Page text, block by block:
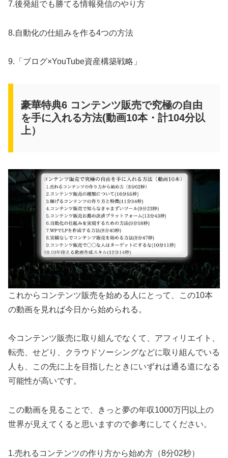
7.後発組でも勝てる情報発信のやり方
8.自動化の仕組みを作る4つの方法
9.「ブログ×YouTube資産構築戦略」
豪華特典6 コンテンツ販売で究極の自由
を手に入れる方法(動画10本・計104分以
上）
これからコンテンツ販売を始める人にとって、この10本
の動画を見れば今日から始められる。
今コンテンツ販売に取り組んでなくて、アフィリエイト、
転売、せどり、クラウドソーシングなどに取り組んでいる
人も、この先に上を目指したときにいずれは通る道になる
可能性が高いです。
この動画を見ることで、きっと夢の年収1000万円以上の
世界が見えてくると思いますので参考にしてください。
1.売れるコンテンツの作り方から始め方（8分02秒）